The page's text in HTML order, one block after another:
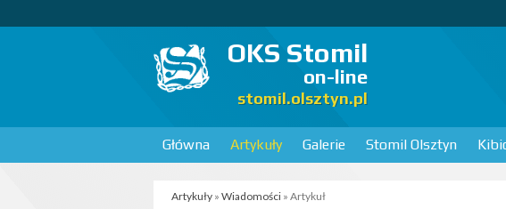
OKS Stomil
on-line
stomil.olsztyn.pl
Główna Artykuły Galerie Stomil Olsztyn
Artykuły » Wiadomości » Artykuł